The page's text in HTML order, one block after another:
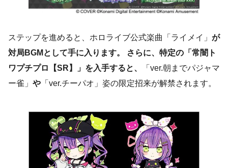
ステップを進めると、ホロライブ公式楽曲「ライメイ」 が
対局BGMとして手に入ります。 さらに、特定の「常闇ト
ワプチプロ【SR】」を入手すると、
「ver.朝までパジャマ
ー雀」 や 「ver.チーパオ」姿の限定招来が解禁されます。